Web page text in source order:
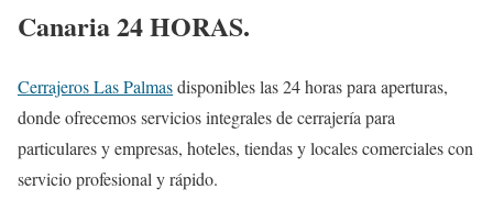
Canaria 24 HORAS.
Cerrajeros Las Palmasdisponibles las 24 horas para aperturas,
donde ofrecemos servicios integrales de cerrajería para
particulares y empresas, hoteles, tiendas y locales comerciales con
servicio profesional y rápido.